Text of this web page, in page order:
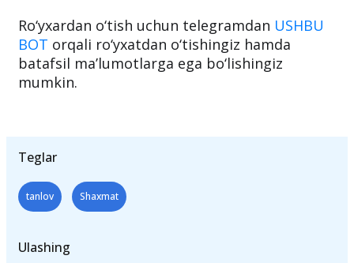
Ro‘yxardan o‘tish uchun telegramdan USHBU
BOT orqali ro‘yxatdan o‘tishingiz hamda
batafsil ma’lumotlarga ega bo‘lishingiz
mumkin.
Teglar
tanlov Shaxmat
Ulashing